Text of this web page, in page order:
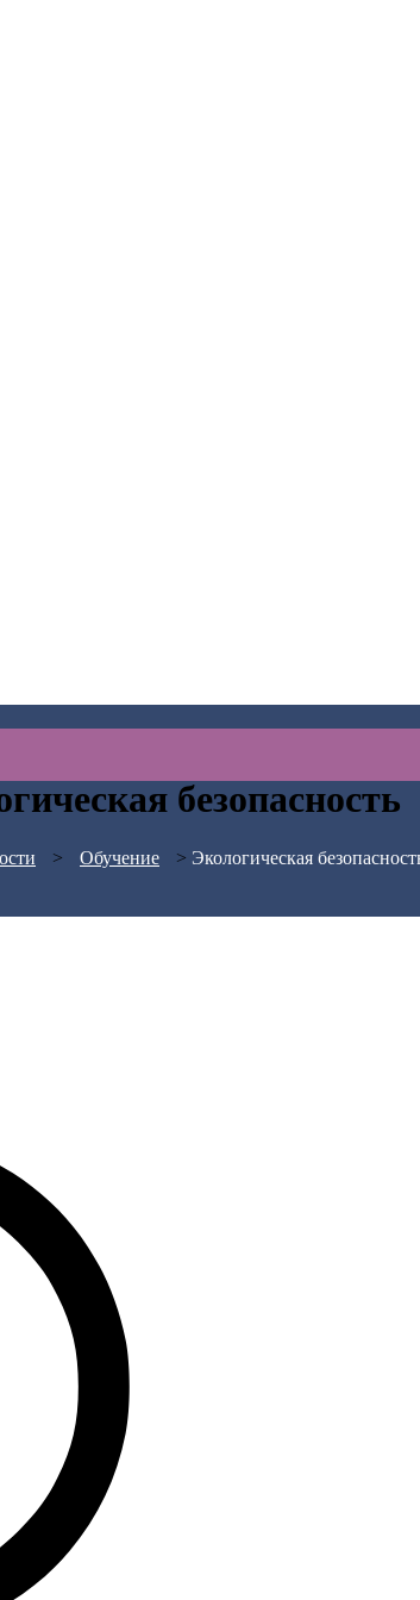
безопасность
> Обучение > Экологическая